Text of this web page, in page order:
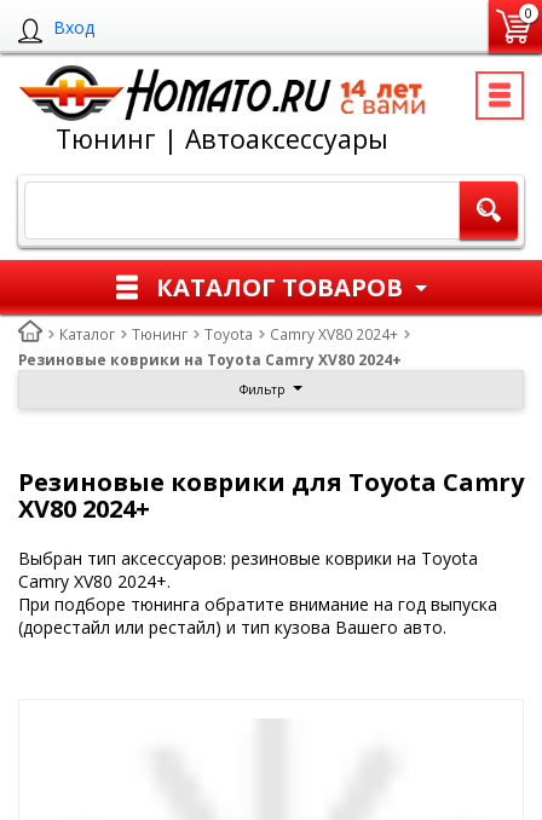
Вход
0
Тюнинг | Автоаксессуары
КАТАЛОГ ТОВАРОВ
Каталог Тюнинг Toyota
Camry XV80 2024+
Резиновые коврики на Toyota Camry XV80 2024+
Фильтр
Резиновые коврики для Toyota Camry
XV80 2024+
Выбран тип аксессуаров: резиновые коврики на Toyota
Camry XV80 2024+.
При подборе тюнинга обратите внимание на год выпуска
(дорестайл или рестайл) и тип кузова Вашего авто.